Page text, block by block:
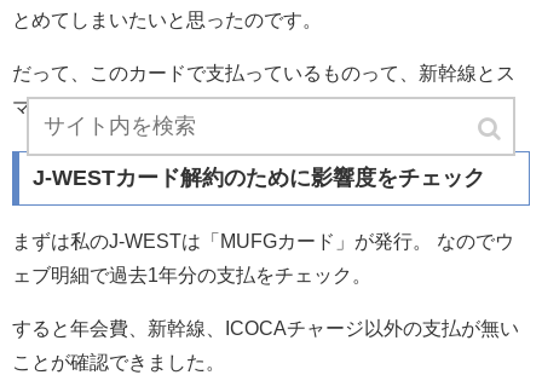
とめてしまいたいと思ったのです。
だって、このカードで支払っているものって、新幹線とス
マートICOCAのチャージのみ。なので。
J-WESTカード解約のために影響度をチェック
まずは私のJ-WESTは「MUFGカード」が発行。 なのでウ
ェブ明細で過去1年分の支払をチェック。
すると年会費、新幹線、ICOCAチャージ以外の支払が無い
ことが確認できました。